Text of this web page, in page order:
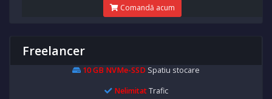
Comandă acum
Freelancer
10 GB NVMe-SSD Spatiu stocare
NelimitatTrafic